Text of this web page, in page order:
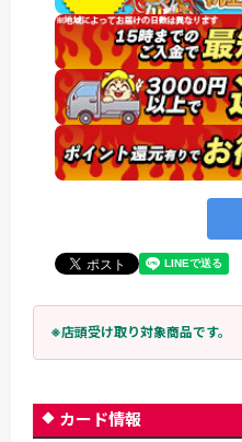
※店頭受け取り対象商品です。
カード情報